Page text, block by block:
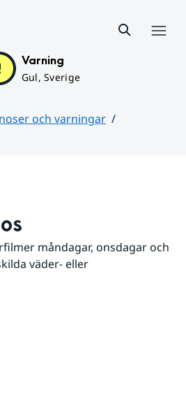
Varning
Gul, Sverige
och varningar
måndagar, onsdagar och
väder- eller